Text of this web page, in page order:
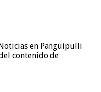
en Panguipulli
contenido de